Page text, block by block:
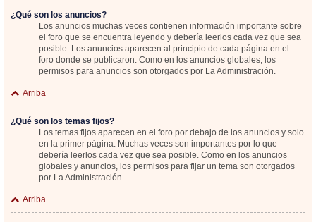
¿Qué son los anuncios?
Los anuncios muchas veces contienen información importante sobre
el foro que se encuentra leyendo y debería leerlos cada vez que sea
posible. Los anuncios aparecen al principio de cada página en el
foro donde se publicaron. Como en los anuncios globales, los
permisos para anuncios son otorgados por La Administración.
Arriba
¿Qué son los temas fijos?
Los temas fijos aparecen en el foro por debajo de los anuncios y solo
en la primer página. Muchas veces son importantes por lo que
debería leerlos cada vez que sea posible. Como en los anuncios
globales y anuncios, los permisos para fijar un tema son otorgados
por La Administración.
Arriba